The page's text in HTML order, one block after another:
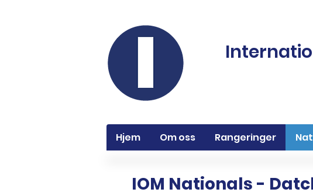
Hjem Om oss Rangeringer
IOM Nationals -